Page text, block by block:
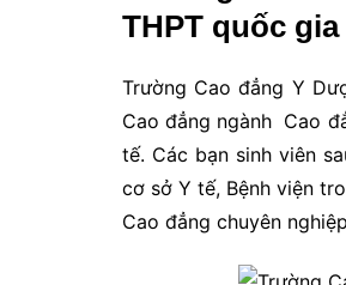
THPT quốc gia
Trường Cao đẳng Y
Cao đẳng ngành Cao
tế. Các bạn sinh viên
cơ sở Y tế, Bệnh viện
Cao đẳng chuyên